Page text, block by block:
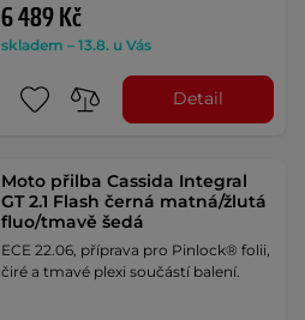
6 489 Kč
skladem – 13.8. u Vás
Detail
Moto přilba Cassida Integral
GT 2.1 Flash černá matná/žlutá
fluo/tmavě šedá
ECE 22.06, příprava pro Pinlock® folii,
čiré a tmavé plexi součástí balení.